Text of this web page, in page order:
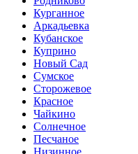
Курганное
Аркадьевка
Кубанское
Куприно
Новый Сад
Сумское
Сторожевое
Красное
Чайкино
Солнечное
Песчаное
Низинное